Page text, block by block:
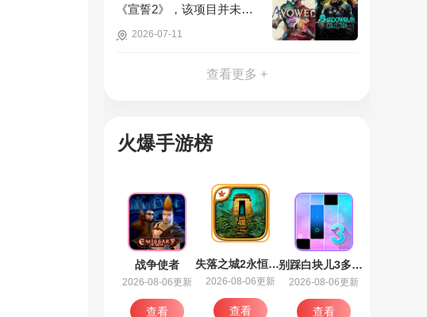
《宣誓2》，该项目并未彻
2026-07-11
查看更多 +
火爆手游榜
失落之城2永恒之谜
2026-08-06更新
查看
战争使者
2026-08-06更新
查看
别踩白块儿3多模式版
2026-08-06更新
查看